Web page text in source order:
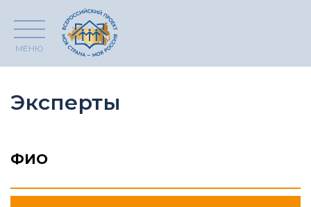
МЕНЮ
Эксперты
ФИО